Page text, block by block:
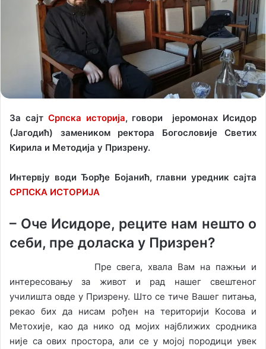
e
i
За сајт Српска историја, говори јеромонах Исидор
(Јагодић) замеником ректора Богословије Светих
Кирила и Методија у Призрену.
Интервју води Ђорђе Бојанић, главни уредник сајта
СРПСКА ИСТОРИЈА
– Оче Исидоре, реците нам нешто о
себи, пре доласка у Призрен?
Пре свега, хвала Вам на пажњи и
интересовању за живот и рад нашег свештеног
училишта овде у Призрену. Што се тиче Вашег питања,
рекао бих да нисам рођен на територији Косова и
Метохије, као да нико од мојих најближих сродника
није са ових простора, али се у мојој породици увек